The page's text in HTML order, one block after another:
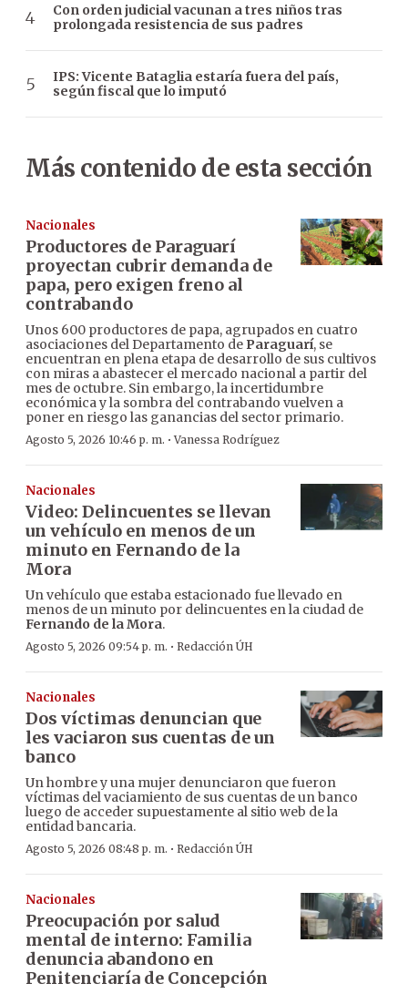
Con orden judicial vacunan a tres niños tras
prolongada resistencia de sus padres
IPS: Vicente Bataglia estaría fuera del país,
según fiscal que lo imputó
Más contenido de esta sección
Nacionales
Productores de Paraguarí
proyectan cubrir demanda de
papa, pero exigen freno al
contrabando
Unos 600 productores de papa, agrupados en cuatro
asociaciones del Departamento de Paraguarí, se
encuentran en plena etapa de desarrollo de sus cultivos
con miras a abastecer el mercado nacional a partir del
mes de octubre. Sin embargo, la incertidumbre
económica y la sombra del contrabando vuelven a
poner en riesgo las ganancias del sector primario.
Agosto 5, 2026 10:46 p. m. ·Vanessa Rodríguez
Nacionales
Video: Delincuentes se llevan
un vehículo en menos de un
minuto en Fernando de la
Mora
Un vehículo que estaba estacionado fue llevado en
menos de un minuto por delincuentes en la ciudad de
Fernando de la Mora.
Agosto 5, 2026 09:54 p. m. · Redacción ÚH
Nacionales
Dos víctimas denuncian que
les vaciaron sus cuentas de un
banco
Un hombre y una mujer denunciaron que fueron
víctimas del vaciamiento de sus cuentas de un banco
luego de acceder supuestamente al sitio web de la
entidad bancaria.
Agosto 5, 2026 08:48 p. m. · Redacción ÚH
Nacionales
Preocupación por salud
mental de interno: Familia
denuncia abandono en
Penitenciaría de Concepción